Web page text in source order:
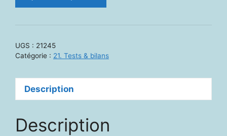
de
sémantique
épisodique
UGS : 21245
Catégorie : 21. Tests & bilans
Description
Description